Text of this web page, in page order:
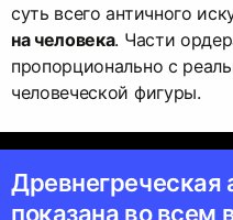
суть всего античного
на человека. Части
пропорционально с
человеческой фигуры.
Древнегреческая
показана во всем